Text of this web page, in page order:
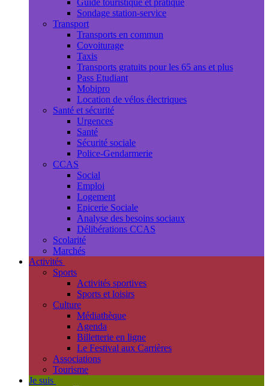
Guide touristique et pratique
Sondage station-service
Transport
Transports en commun
Covoiturage
Taxis
Transports gratuits pour les 65 ans et plus
Pass Etudiant
Mobipro
Location de vélos électriques
Santé et sécurité
Urgences
Santé
Sécurité sociale
Police-Gendarmerie
CCAS
Social
Emploi
Logement
Epicerie Sociale
Analyse des besoins sociaux
Délibérations CCAS
Scolarité
Marchés
Activités
Sports
Activités sportives
Sports et loisirs
Culture
Médiathèque
Agenda
Billetterie en ligne
Le Festival aux Carrières
Associations
Tourisme
Je suis